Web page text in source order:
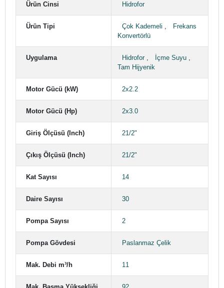
Ürün Cinsi Hidrofor
Ürün Tipi Çok Kademeli ,
Frekans
Konvertörlü
Uygulama Hidrofor, İçme Suyu ,
Tam Hijyenik
Motor Gücü (kW) 2x2.2
Motor Gücü (Hp) 2x3.0
Giriş Ölçüsü (Inch) 21/2"
Çıkış Ölçüsü (Inch) 21/2"
Kat Sayısı 14
Daire Sayısı 30
Pompa Sayısı 2
Pompa Gövdesi Paslanmaz Çelik
Mak. Debi m³/h 11